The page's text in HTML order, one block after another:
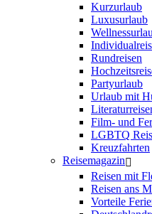
Kurzurlaub
Luxusurlaub
Rundreisen
Partyurlaub
Urlaub mit
Film- und
LGBTQ
Kreuzfahrten
Reisemagazin
Reisen mit
Reisen ans
Vorteile